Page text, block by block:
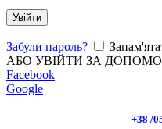
Увійти
Забули пароль?
АБО УВІЙТИ ЗА
Facebook
Google
+38 /